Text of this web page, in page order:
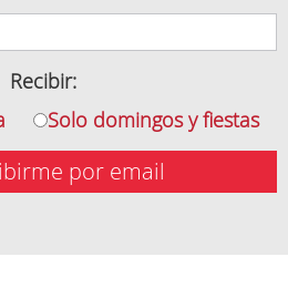
Recibir:
Solo domingos y fiestas
por email